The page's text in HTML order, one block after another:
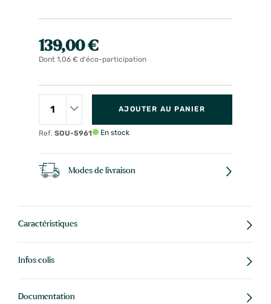
139,00 €
Dont 1,06 € d'éco-participation
Ref. SOU-5961
AJOUTER AU PANIER
En stock
Modes de livraison
Caractéristiques
Infos colis
Documentation